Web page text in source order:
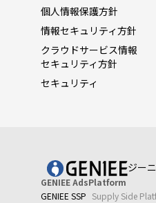
個人情報保護方針
情報セキュリティ方針
クラウドサービス情報
セキュリティ方針
セキュリティ
ジー
GENIEE AdsPlatform
GENIEE SSP Supply Side